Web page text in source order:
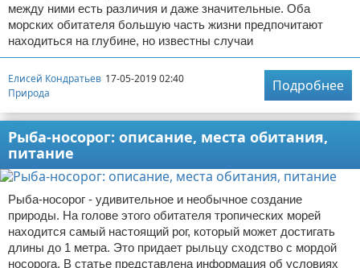
между ними есть различия и даже значительные. Оба
морских обитателя большую часть жизни предпочитают
находиться на глубине, но известны случаи
Елисей Кондратьев 17-05-2019 02:40
Природа
Подробнее
Рыба-носорог: описание, места обитания,
питание
Рыба-носорог - удивительное и необычное создание
природы. На голове этого обитателя тропических морей
находится самый настоящий рог, который может достигать
длины до 1 метра. Это придает рыльцу сходство с мордой
носорога. В статье представлена информация об условиях